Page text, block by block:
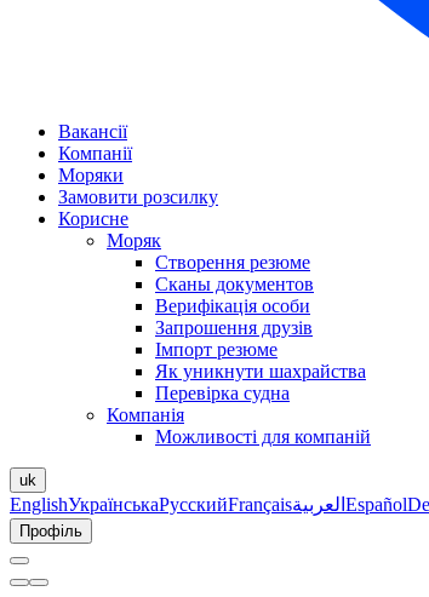
Вакансії
Компанії
Моряки
Замовити розсилку
Корисне
Моряк
Створення резюме
Сканы документов
Верифікація особи
Запрошення друзів
Імпорт резюме
Як уникнути шахрайства
Перевірка судна
Компанія
Можливості для компаній
uk
EnglishУкраїнськаРусскийFrançaisالعربية Español
Профіль